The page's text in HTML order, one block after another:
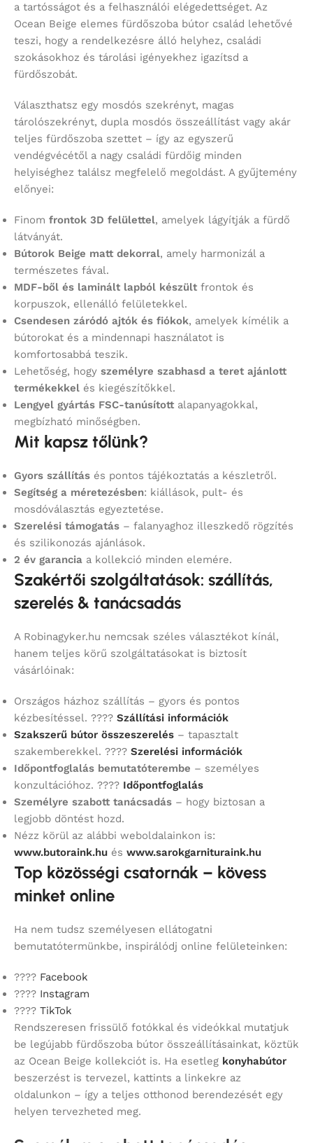
a tartósságot és a felhasználói elégedettséget. Az
Ocean Beige elemes fürdőszoba bútor család lehetővé
teszi, hogy a rendelkezésre álló helyhez, családi
szokásokhoz és tárolási igényekhez igazítsd a
fürdőszobát.
Választhatsz egy mosdós szekrényt, magas
tárolószekrényt, dupla mosdós összeállítást vagy akár
teljes fürdőszoba szettet – így az egyszerű
vendégvécétől a nagy családi fürdőig minden
helyiséghez találsz megfelelő megoldást. A gyűjtemény
előnyei:
Finom frontok 3D felülettel, amelyek lágyítják a fürdő
látványát.
Bútorok Beige matt dekorral, amely harmonizál a
természetes fával.
MDF-ből és laminált lapból készült frontok és
korpuszok, ellenálló felületekkel.
Csendesen záródó ajtók és fiókok, amelyek kímélik a
bútorokat és a mindennapi használatot is
komfortosabbá teszik.
Lehetőség, hogy személyre szabhasd a teret ajánlott
termékekkel és kiegészítőkkel.
Lengyel gyártás FSC-tanúsított alapanyagokkal,
megbízható minőségben.
Mit kapsz tőlünk?
Gyors szállítás és pontos tájékoztatás a készletről.
Segítség a méretezésben: kiállások, pult- és
mosdóválasztás egyeztetése.
Szerelési támogatás – falanyaghoz illeszkedő rögzítés
és szilikonozás ajánlások.
2 év garancia a kollekció minden elemére.
Szakértői szolgáltatások: szállítás,
szerelés & tanácsadás
A Robinagyker.hu nemcsak széles választékot kínál,
hanem teljes körű szolgáltatásokat is biztosít
vásárlóinak:
Országos házhoz szállítás – gyors és pontos
kézbesítéssel. ???? Szállítási információk
Szakszerű bútor összeszerelés – tapasztalt
szakemberekkel. ???? Szerelési információk
Időpontfoglalás bemutatóterembe – személyes
konzultációhoz. ???? Időpontfoglalás
Személyre szabott tanácsadás – hogy biztosan a
legjobb döntést hozd.
Nézz körül az alábbi weboldalainkon is:
www.butoraink.hu és www.sarokgarnituraink.hu
Top közösségi csatornák – kövess
minket online
Ha nem tudsz személyesen ellátogatni
bemutatótermünkbe, inspirálódj online felületeinken:
???? Facebook
???? Instagram
???? TikTok
Rendszeresen frissülő fotókkal és videókkal mutatjuk
be legújabb fürdőszoba bútor összeállításainkat, köztük
az Ocean Beige kollekciót is. Ha esetleg konyhabútor
beszerzést is tervezel, kattints a linkekre az
oldalunkon – így a teljes otthonod berendezését egy
helyen tervezheted meg.